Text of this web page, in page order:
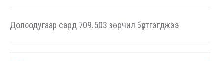
Долоодугаар сард 709.503 зөрчил бүртгэгджээ